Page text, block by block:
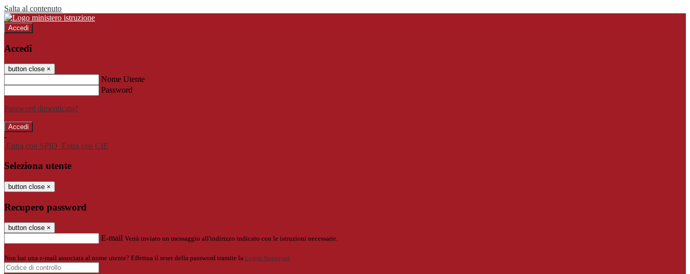
Salta al contenuto
Accedi
Accedi
button close ×
Nome Utente
Password
Password dimenticata?
-
Entra con SPID Entra con CIE
Seleziona utente
button close ×
Recupero password
button close ×
E-mail Verrà inviato un messaggio all'indirizzo indicato con le istruzioni necessarie.
Non hai una e-mail associata al nome utente? Effettua il reset della password tramite la Login Spaggiari